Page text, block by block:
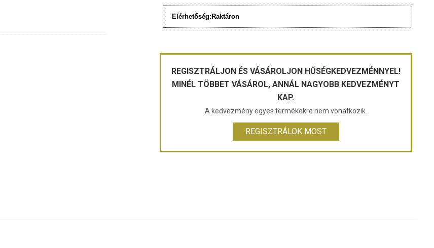
Elérhetőség: Raktáron
REGISZTRÁLJON ÉS VÁSÁROLJON HŰSÉGKEDVEZMÉNNYEL!
MINÉL TÖBBET VÁSÁROL, ANNÁL NAGYOBB KEDVEZMÉNYT
KAP.
A kedvezmény egyes termékekre nem vonatkozik.
REGISZTRÁLOK MOST